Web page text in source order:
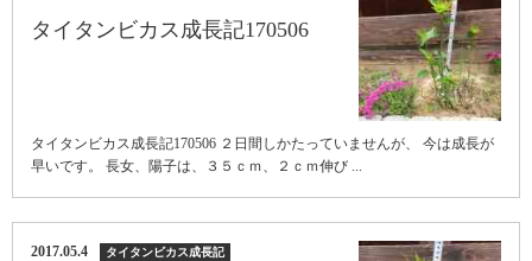
タイタンビカス成長記170506
タイタンビカス成長記170506 ２日間しかたっていませんが、 今は成長が
早いです。 長女、陽子は、３５ｃｍ、２ｃｍ伸び ...
2017.05.4 タイタンビカス成長記